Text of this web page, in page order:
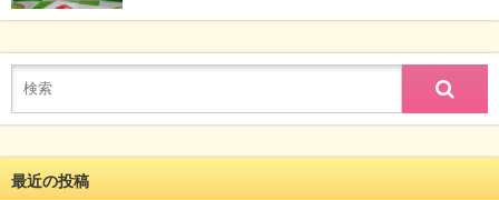
最近の投稿